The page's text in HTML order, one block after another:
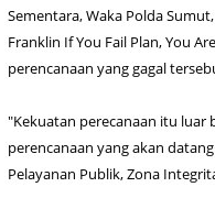
Sementara, Waka Polda
Franklin If You Fail Plan, You
perencanaan yang gagal
"Kekuatan perecanaan itu luar
perencanaan yang akan
Pelayanan Publik, Zona